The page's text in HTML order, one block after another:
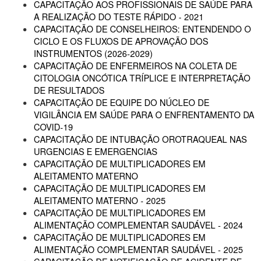
CAPACITAÇÃO AOS PROFISSIONAIS DE SAÚDE PARA
A REALIZAÇÃO DO TESTE RÁPIDO - 2021
CAPACITAÇÃO DE CONSELHEIROS: ENTENDENDO O
CICLO E OS FLUXOS DE APROVAÇÃO DOS
INSTRUMENTOS (2026-2029)
CAPACITAÇÃO DE ENFERMEIROS NA COLETA DE
CITOLOGIA ONCÓTICA TRÍPLICE E INTERPRETAÇÃO
DE RESULTADOS
CAPACITAÇÃO DE EQUIPE DO NÚCLEO DE
VIGILÂNCIA EM SAÚDE PARA O ENFRENTAMENTO DA
COVID-19
CAPACITAÇÃO DE INTUBAÇÃO OROTRAQUEAL NAS
URGENCIAS E EMERGENCIAS
CAPACITAÇÃO DE MULTIPLICADORES EM
ALEITAMENTO MATERNO
CAPACITAÇÃO DE MULTIPLICADORES EM
ALEITAMENTO MATERNO - 2025
CAPACITAÇÃO DE MULTIPLICADORES EM
ALIMENTAÇÃO COMPLEMENTAR SAUDÁVEL - 2024
CAPACITAÇÃO DE MULTIPLICADORES EM
ALIMENTAÇÃO COMPLEMENTAR SAUDÁVEL - 2025